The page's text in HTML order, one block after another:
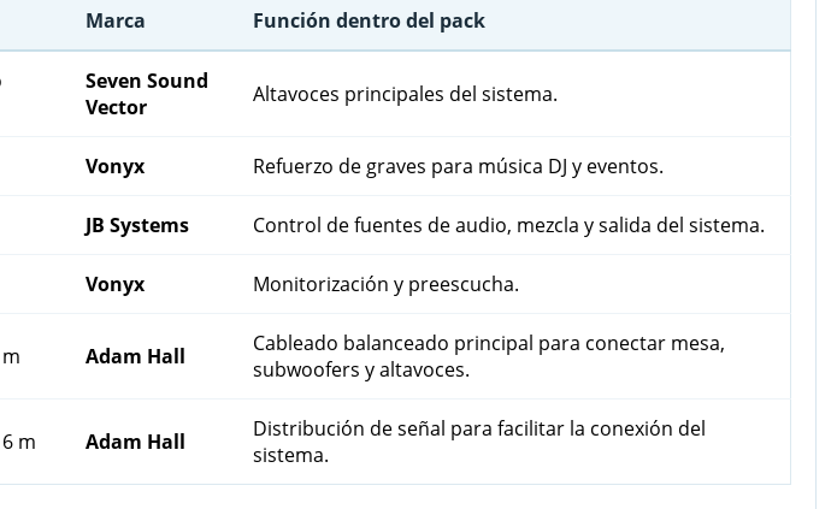
Marca Función dentro del pack
Seven Sound
Vector
Altavoces principales del sistema.
Vonyx Refuerzo de graves para música DJ y eventos.
JB Systems Control de fuentes de audio, mezcla y salida del sistema.
Vonyx Monitorización y preescucha.
Adam Hall
Cableado balanceado principal para conectar mesa,
subwoofers y altavoces.
m Adam Hall
Distribución de señal para facilitar la conexión del
sistema.